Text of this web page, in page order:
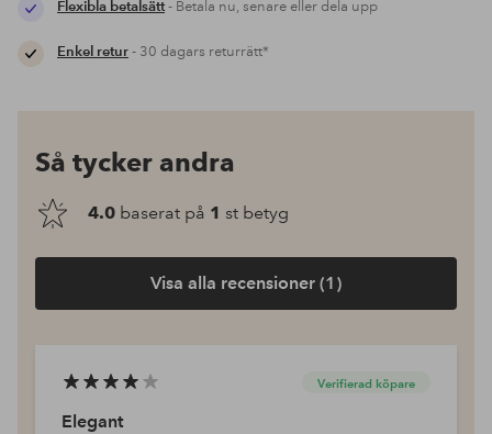
Flexibla betalsätt- Betala nu, senare eller dela upp
Enkel retur- 30 dagars returrätt*
Så tycker andra
4.0 baserat på 1 st betyg
Visa alla recensioner (1)
Verifierad köpare
Elegant